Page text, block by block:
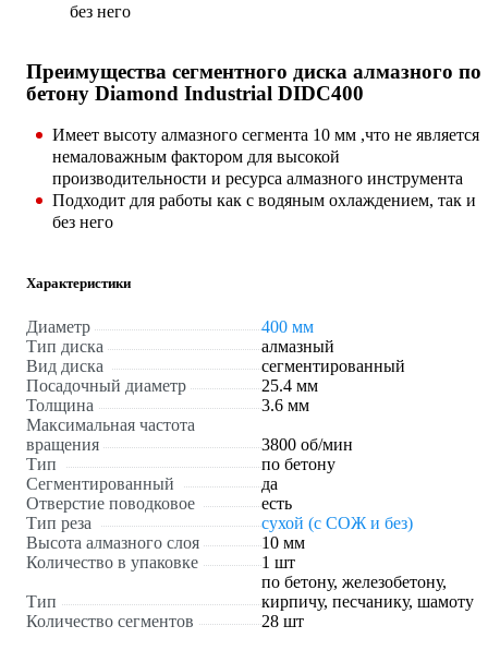
без него
Преимущества сегментного диска алмазного по
бетону Diamond Industrial DIDC400
Имеет высоту алмазного сегмента 10 мм ,что не является
немаловажным фактором для высокой
производительности и ресурса алмазного инструмента
Подходит для работы как с водяным охлаждением, так и
без него
Характеристики
Диаметр
400 мм
Тип диска
алмазный
Вид диска
сегментированный
Посадочный диаметр
25.4 мм
Толщина
3.6 мм
Максимальная частота
вращения
3800 об/мин
Тип
по бетону
Сегментированный
да
Отверстие поводковое
есть
Тип реза
сухой (с СОЖ и без)
Высота алмазного слоя
10 мм
Количество в упаковке
1 шт
Тип
по бетону, железобетону,
кирпичу, песчанику, шамоту
Количество сегментов
28 шт